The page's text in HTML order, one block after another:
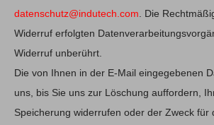
datenschutz@indutech.com . Die
Widerruf erfolgten
Widerruf unberührt.
Die von Ihnen in der E-Mail eingegebenen
uns, bis Sie uns zur Löschung auffordern,
Speicherung widerrufen oder der Zweck für